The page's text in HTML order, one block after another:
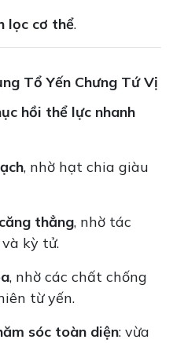
lọc cơ thể.
Tổ Yến Chưng Tứ Vị
hồi thể lực nhanh
, nhờ hạt chia giàu
thẳng, nhờ tác
kỳ tử.
, nhờ các chất chống
từ yến.
sóc toàn diện: vừa